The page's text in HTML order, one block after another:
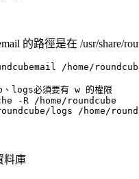
的路徑是在 /usr/share/
/home/
、logs必須要有 w 的權限
-R /home/roundcube
logs /home/
料庫